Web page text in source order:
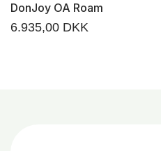
DonJoy OA Roam
6.935,00 DKK